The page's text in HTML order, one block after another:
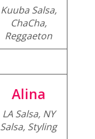
Kuuba Salsa,
ChaCha,
Reggaeton
Alina
LA Salsa, NY
Salsa, Styling